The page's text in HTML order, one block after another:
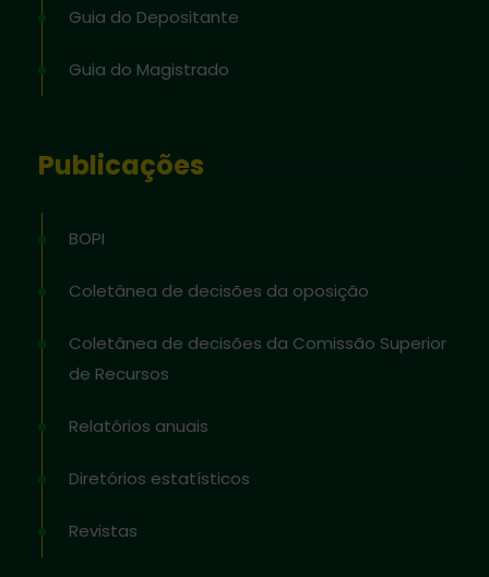
Guia do Depositante
Guia do Magistrado
Publicações
BOPI
Coletânea de decisões da oposição
Coletânea de decisões da Comissão Superior
de Recursos
Relatórios anuais
Diretórios estatísticos
Revistas